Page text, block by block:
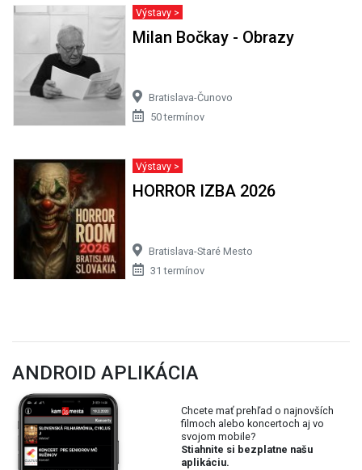
Výstavy >
Milan Bočkay - Obrazy
Bratislava-Čunovo
50 termínov
Výstavy >
HORROR IZBA 2026
Bratislava-Staré Mesto
31 termínov
ANDROID APLIKÁCIA
Chcete mať prehľad o najnovších
filmoch alebo koncertoch aj vo
svojom mobile?
Stiahnite si bezplatne našu
aplikáciu.